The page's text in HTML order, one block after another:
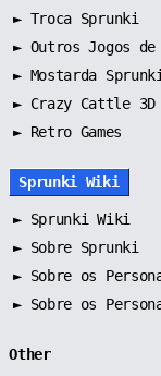
► Troca Sprunki
► Outros Jogos de
► Mostarda Sprunki
► Crazy Cattle 3D
► Retro Games
Sprunki Wiki
► Sprunki Wiki
► Sobre Sprunki
► Sobre os
► Sobre os
Other